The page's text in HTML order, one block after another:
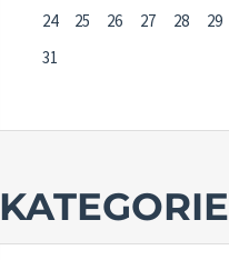
24
25 26 27 28 29
31
KATEGORIE